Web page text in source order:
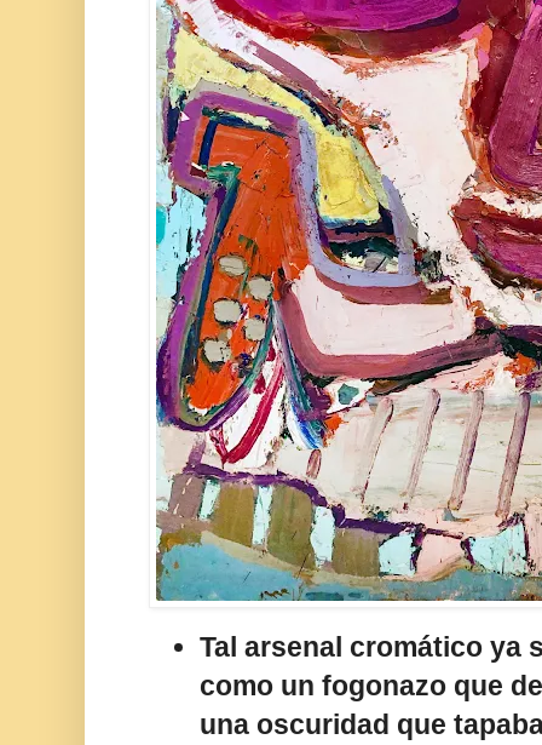
Tal arsenal cromático ya
como un fogonazo que
una oscuridad que